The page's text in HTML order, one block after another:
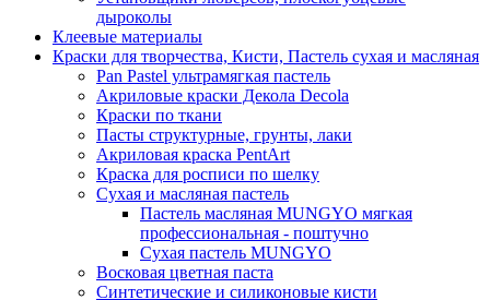
дыроколы
Клеевые материалы
Краски для творчества, Кисти, Пастель сухая и масляная
Pan Pastel ультрамягкая пастель
Акриловые краски Декола Decola
Краски по ткани
Пасты структурные, грунты, лаки
Акриловая краска PentArt
Краска для росписи по шелку
Cухая и масляная пастель
Пастель масляная MUNGYO мягкая
профессиональная - поштучно
Сухая пастель MUNGYO
Восковая цветная паста
Синтетические и силиконовые кисти